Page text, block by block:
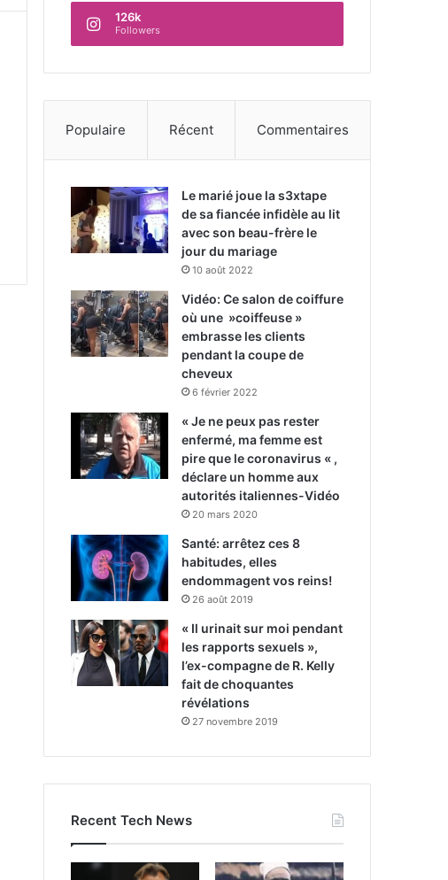
126k
Followers
Populaire Récent Commentaires
Le marié joue la s3xtape
de sa fiancée infidèle au lit
avec son beau-frère le
jour du mariage
10 août 2022
Vidéo: Ce salon de coiffure
où une »coiffeuse »
embrasse les clients
pendant la coupe de
cheveux
6 février 2022
« Je ne peux pas rester
enfermé, ma femme est
pire que le coronavirus « ,
déclare un homme aux
autorités italiennes-Vidéo
20 mars 2020
Santé: arrêtez ces 8
habitudes, elles
endommagent vos reins!
26 août 2019
« Il urinait sur moi pendant
les rapports sexuels »,
l’ex-compagne de R. Kelly
fait de choquantes
révélations
27 novembre 2019
Recent Tech News